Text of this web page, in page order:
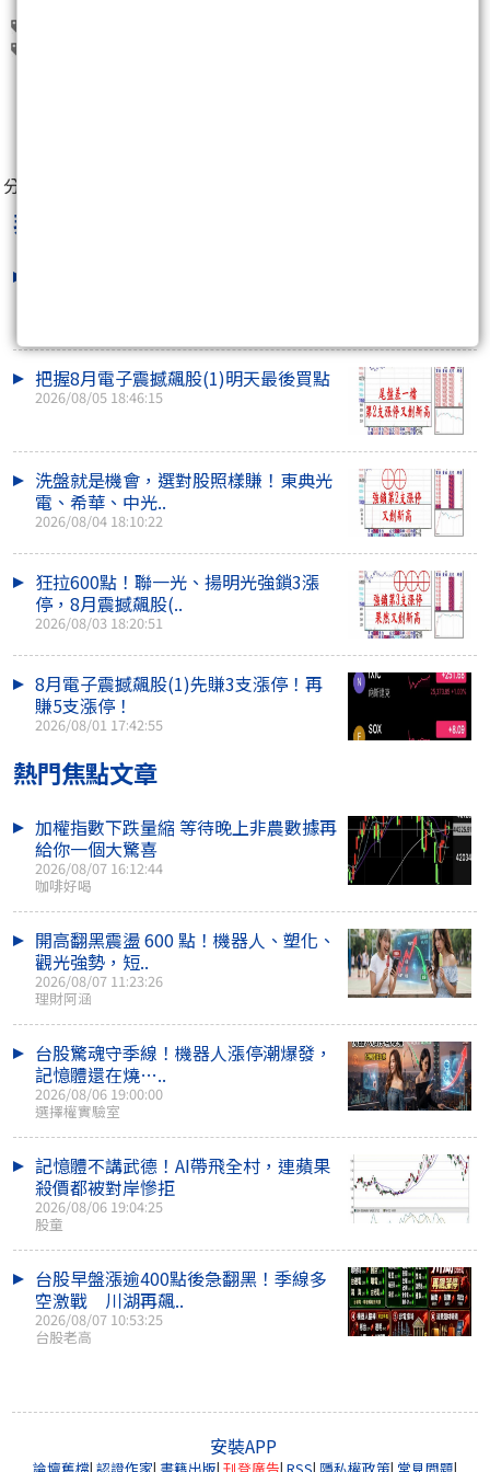
分享至：
非凡贏家李健明
把握8月電子震撼飆股(1)明天最後買點
2026/08/05 18:46:15
洗盤就是機會，選對股照樣賺！東典光
電、希華、中光..
2026/08/04 18:10:22
狂拉600點！聯一光、揚明光強鎖3漲
停，8月震撼飆股(..
2026/08/03 18:20:51
8月電子震撼飆股(1)先賺3支漲停！再
賺5支漲停！
2026/08/01 17:42:55
熱門焦點文章
加權指數下跌量縮 等待晚上非農數據再
給你一個大驚喜
2026/08/07 16:12:44
咖啡好喝
開高翻黑震盪 600 點！機器人、塑化、
觀光強勢，短..
2026/08/07 11:23:26
理財阿涵
台股驚魂守季線！機器人漲停潮爆發，
記憶體還在燒…..
2026/08/06 19:00:00
選擇權實驗室
記憶體不講武德！AI帶飛全村，連蘋果
殺價都被對岸慘拒
2026/08/06 19:04:25
股童
台股早盤漲逾400點後急翻黑！季線多
空激戰 川湖再飆..
2026/08/07 10:53:25
台股老高
安裝APP